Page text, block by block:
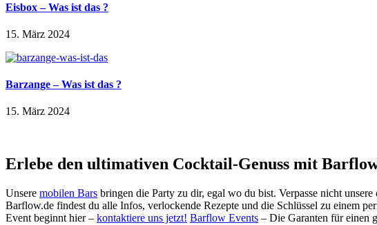
Eisbox – Was ist das ?
15. März 2024
Barzange – Was ist das ?
15. März 2024
Erlebe den ultimativen Cocktail-Genuss mit
Unsere mobilen Bars bringen die Party zu dir, egal wo du bist. Verpasse nicht
Barflow.de findest du alle Infos, verlockende Rezepte und die Schlüssel zu einem
Event beginnt hier – kontaktiere uns jetzt! Barflow Events – Die Garanten für einen